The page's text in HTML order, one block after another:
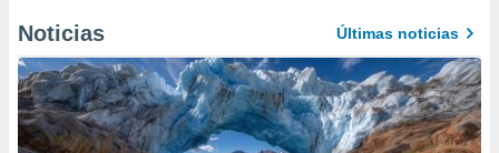
Noticias Últimas noticias